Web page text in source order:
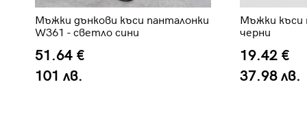
Мъжки дънкови къси панталонки
W361 - светло сини
51.64 €
101 лв.
Мъжки къси
черни
19.42 €
37.98 лв.